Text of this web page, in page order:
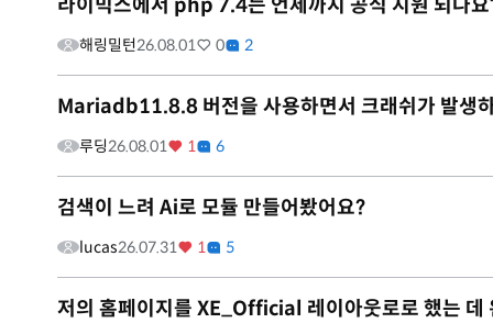
라이믹스에서 php 7.4는 언제까지 공식 지원 되나
해링밀턴26.08.01 0 2
Mariadb11.8.8 버전을 사용하면서 크래쉬가 발생
루딩26.08.01 1 6
검색이 느려 Ai로 모듈 만들어봤어요?
lucas26.07.31 1 5
저의 홈페이지를 XE_Official 레이아웃로로 했는